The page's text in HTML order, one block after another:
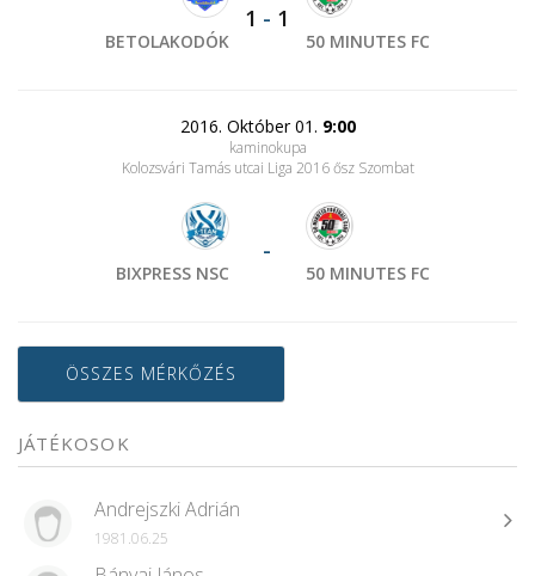
BETOLAKODÓK
1 - 1
50 MINUTES FC
2016. Október 01. 9:00
kaminokupa
Kolozsvári Tamás utcai Liga 2016 ősz Szombat
BIXPRESS NSC
-
50 MINUTES FC
ÖSSZES MÉRKŐZÉS
JÁTÉKOSOK
Andrejszki Adrián
1981.06.25